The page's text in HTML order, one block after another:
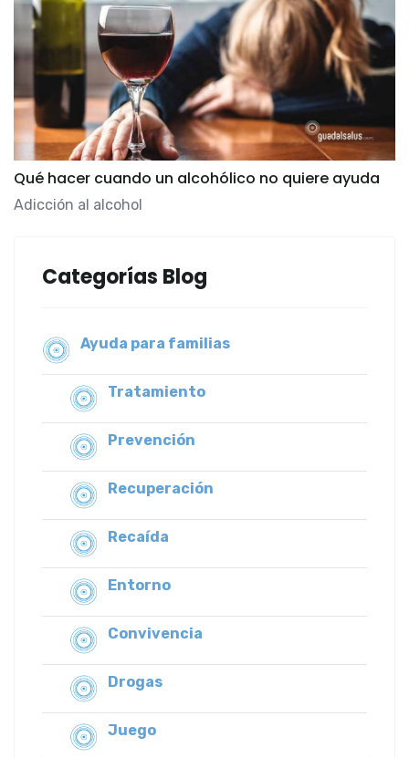
Qué hacer cuando un alcohólico no quiere ayuda
Adicción al alcohol
Categorías Blog
Ayuda para familias
Tratamiento
Prevención
Recuperación
Recaída
Entorno
Convivencia
Drogas
Juego